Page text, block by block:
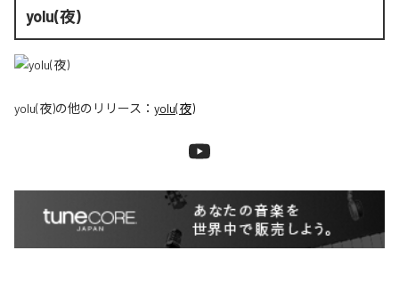
yolu(夜)
yolu(夜)の他のリリース： yolu(夜)